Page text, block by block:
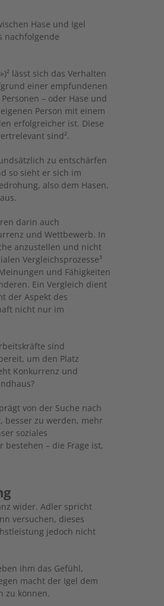
Hase und Igel
nachfolgende
lässt sich das Verhalten
einer empfundenen
– oder Hase und
Person mit einem
erfolgreicher ist. Diese
sind².
zu entschärfen
so sieht er sich im
also dem Hasen,
darin auch
und Wettbewerb. In
anzustellen und nicht
Vergleichsprozesse³
und Fähigkeiten
Ein Vergleich dient
der Aspekt des
nicht nur im
sind
um den Platz
Konkurrenz und
von der Suche nach
besser zu werden, mehr
soziales
– die Frage ist,
wider. Adler spricht
versuchen, dieses
jedoch nicht
ihm das Gefühl,
macht der Igel dem
zu können.